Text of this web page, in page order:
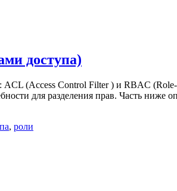
доступа)
(Access Control Filter ) и RBAC
для разделения прав. Часть ниже
, роли